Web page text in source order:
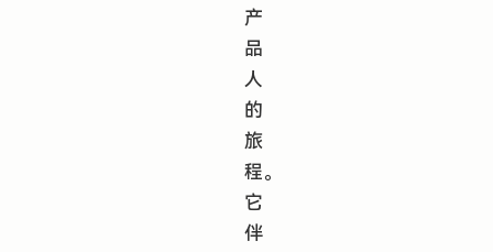
产
品
人
的
旅
程。
它
伴